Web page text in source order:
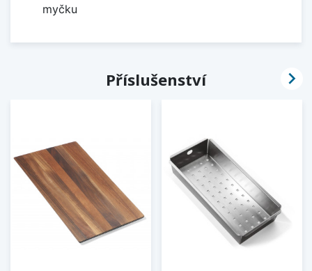
myčku
Příslušenství 